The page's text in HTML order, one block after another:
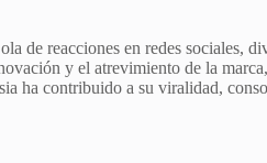
de reacciones en redes sociales,
y el atrevimiento de la
ha contribuido a su viralidad,